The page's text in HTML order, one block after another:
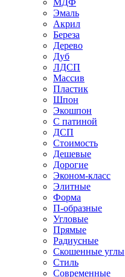
МДФ
Эмаль
Акрил
Береза
Дерево
Дуб
ЛДСП
Массив
Пластик
Шпон
Экошпон
С патиной
ДСП
Стоимость
Дешевые
Дорогие
Эконом-класс
Элитные
Форма
П-образные
Угловые
Прямые
Радиусные
Скошенные углы
Стиль
Современные